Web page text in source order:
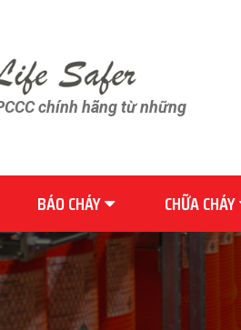
chính hãng từ những
BÁO CHÁY CHỮA CHÁY